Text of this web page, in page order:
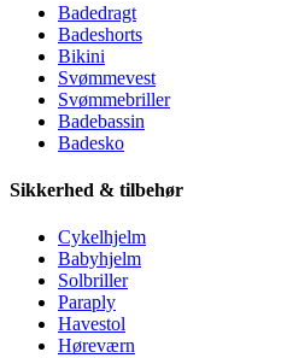
Badedragt
Badeshorts
Bikini
Svømmevest
Svømmebriller
Badebassin
Badesko
Sikkerhed & tilbehør
Cykelhjelm
Babyhjelm
Solbriller
Paraply
Havestol
Høreværn